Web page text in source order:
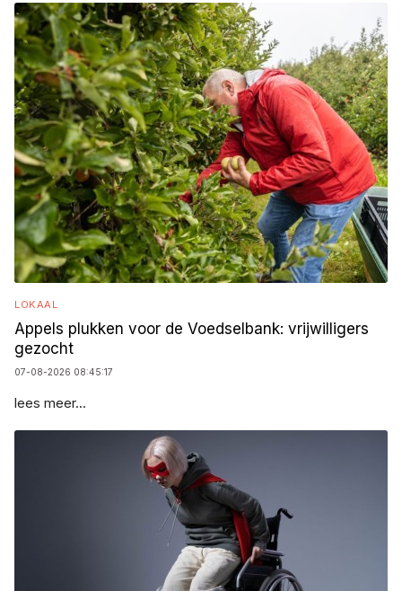
LOKAAL
Appels plukken voor de Voedselbank: vrijwilligers
gezocht
07-08-2026 08:45:17
lees meer...